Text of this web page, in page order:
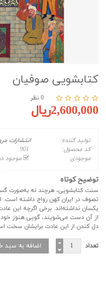
کتابشویی صوفیان
0 نظر
2,600,000ریال
تولید کننده:
انتشارات
کد محصول:
موجودی
موجود در
توضیح کوتاه
سنت کتابشویی، هرچند نه به‌صورت
تصوف در ایران کهن رواج داشته است.
یکسان نداشته‌اند. برخی اگرچه این
از آن دست می‌شویند، گویی هنوز خود
دل کندن از این عادت برایشان سخت
تعداد